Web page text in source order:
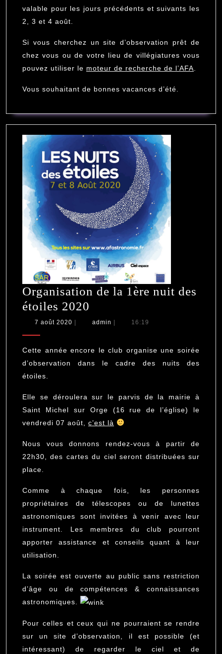
valable pour les jours précédents et suivants les
2, 3 et 4 août.
Si vous cherchez un site d’observation prêt de
chez vous ou de votre lieu de villégiatures vous
pouvez utiliser le moteur de recherche de l’AFA
Vous souhaitant de bonnes vacances d’été.
Organisation de la 1ère nuit des
étoiles 2020
de
1ère
nuit
étoiles
2020
7 août 2020 7| admin admin
| 16:19
Cette année encore le club organise une soirée
d’observation dans le cadre des nuits des
étoiles.
Elle se déroulera sur le parvis de la mairie à
Saint Michel sur Orge (16 rue de l’église) le
vendredi 07 août, c’est là
Nous vous donnons rendez-vous à partir de
22h30, des cartes du ciel seront distribuées sur
place.
Comme à chaque fois, les personnes
propriétaires de télescopes ou de lunettes
astronomiques sont invitées à venir avec leur
instrument. Les membres du club pourront
apporter assistance et conseils quant à leur
utilisation.
La soirée est ouverte au public sans restriction
d’âge ou de compétences & connaissances
astronomiques.
Pour celles et ceux qui ne pourraient se rendre
sur un site d’observation, il est possible (et
intéressant) de regarder le ciel et de